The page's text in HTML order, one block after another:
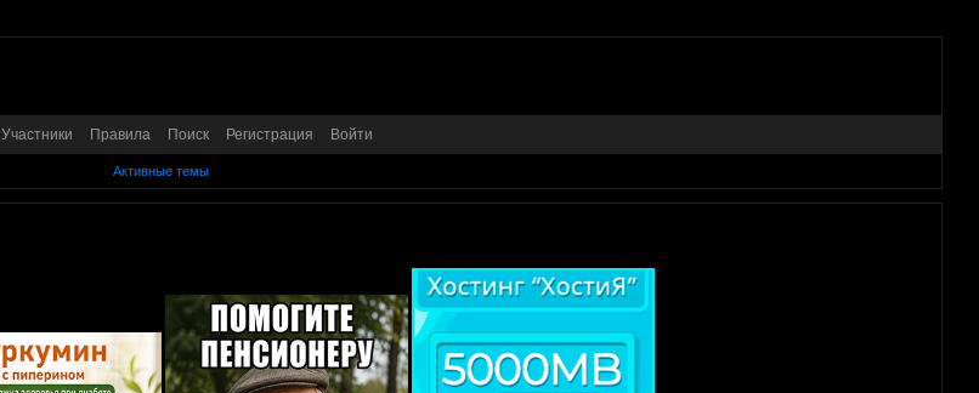
Участники Правила Поиск Регистрация Войти
Активные темы